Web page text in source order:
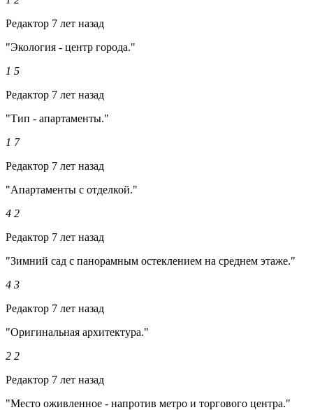
Редактор 7 лет назад
"Экология - центр города."
1 5
Редактор 7 лет назад
"Тип - апартаменты."
1 7
Редактор 7 лет назад
"Апартаменты с отделкой."
4 2
Редактор 7 лет назад
"Зимний сад с панорамным остеклением на среднем этаже."
4 3
Редактор 7 лет назад
"Оригинальная архитектура."
2 2
Редактор 7 лет назад
"Место оживленное - напротив метро и торгового центра."